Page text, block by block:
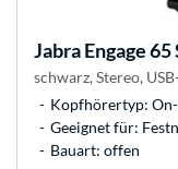
JabraEngage
schwarz, Stereo,
Kopfhörertyp:
Geeignet für:
Bauart: offen